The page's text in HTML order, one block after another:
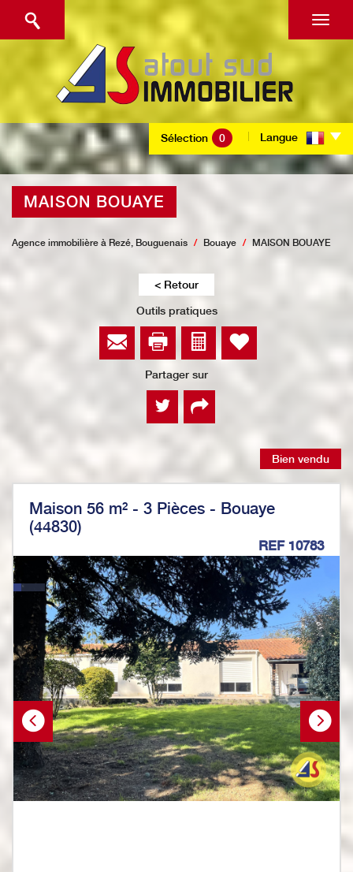
Sélection 0 Langue
MAISON BOUAYE
Agence immobilière à Rezé, Bouguenais Bouaye MAISON BOUAYE
< Retour
Outils pratiques
Partager sur
Bien vendu
Maison 56 m² - 3 Pièces - Bouaye
(44830)
REF 10783